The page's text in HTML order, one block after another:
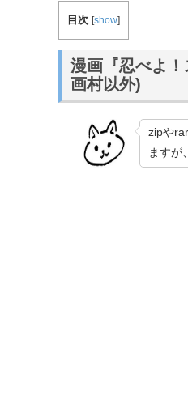
目次 [show]
漫画『忍べよ
画村以外)
zipや
ますが